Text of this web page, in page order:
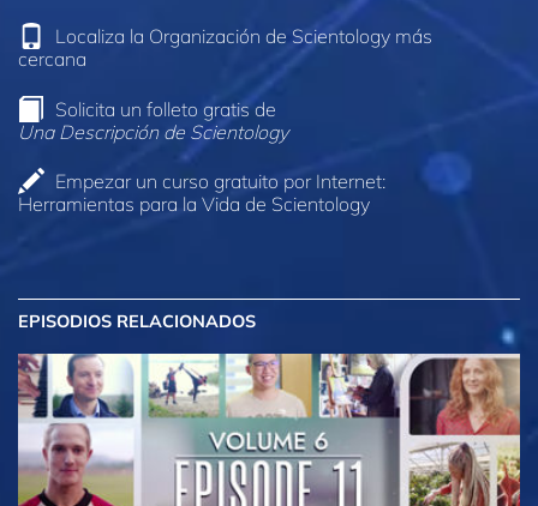
Localiza la Organización de Scientology más
cercana
Solicita un folleto gratis de
Una Descripción de Scientology
Empezar un curso gratuito por Internet:
Herramientas para la Vida de Scientology
EPISODIOS RELACIONADOS